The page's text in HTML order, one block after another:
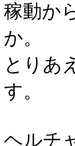
稼動か
か。
とりあ
す。
ヘルチ